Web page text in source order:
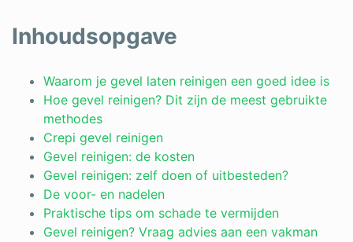
Vochtbestrijding
Warmtepomp
Zonnepanelen
Zonwering
Bent u een vakspecialist?
Inhoudsopgave
Waarom je gevel laten reinigen een goed idee is
Hoe gevel reinigen? Dit zijn de meest gebruikte
methodes
Crepi gevel reinigen
Gevel reinigen: de kosten
Gevel reinigen: zelf doen of uitbesteden?
De voor- en nadelen
Praktische tips om schade te vermijden
Gevel reinigen? Vraag advies aan een vakman